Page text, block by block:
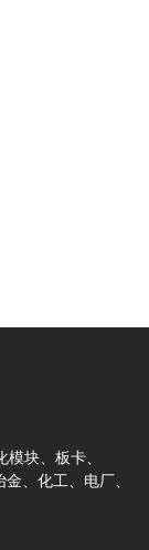
块、板卡、
、化工、电厂、